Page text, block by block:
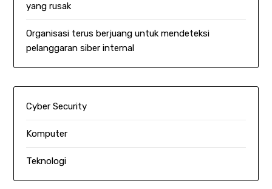
yang rusak
Organisasi terus berjuang untuk mendeteksi
pelanggaran siber internal
Cyber Security
Komputer
Teknologi